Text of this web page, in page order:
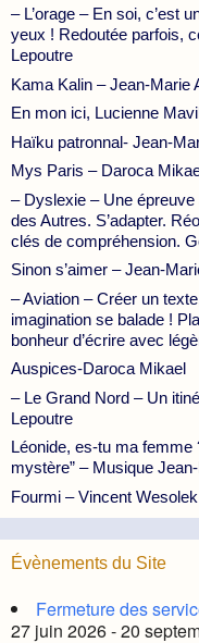
– L’orage – En soi, c’est
yeux ! Redoutée parfois,
Lepoutre
Kama Kalin – Jean-Marie
En mon ici, Lucienne
Haïku patronnal- Jean-
Mys Paris – Daroca
– Dyslexie – Une
des Autres. S’adapter.
clés de compréhension.
Sinon s’aimer – Jean-
– Aviation – Créer un
imagination se balade !
bonheur d’écrire avec
Auspices-Daroca Mikael
– Le Grand Nord – Un
Lepoutre
Léonide, es-tu ma femme
mystère” – Musique
Fourmi – Vincent Wesolek
Évènements du Site
Fermeture des
27 juin 2026 - 20